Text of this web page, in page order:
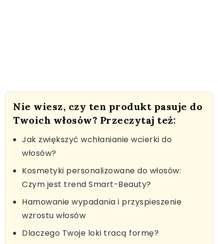
Nie wiesz, czy ten produkt pasuje do
Twoich włosów? Przeczytaj też:
Jak zwiększyć wchłanianie wcierki do
włosów?
Kosmetyki personalizowane do włosów:
Czym jest trend Smart-Beauty?
Hamowanie wypadania i przyspieszenie
wzrostu włosów
Dlaczego Twoje loki tracą formę?